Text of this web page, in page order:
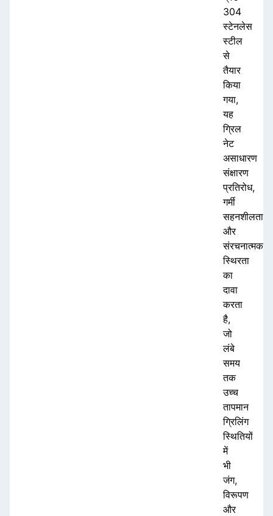
304
स्टेनलेस
स्टील
से
तैयार
किया
गया,
यह
ग्रिल
नेट
असाधारण
संक्षारण
प्रतिरोध,
गर्मी
सहनशीलता
और
संरचनात्मक
स्थिरता
का
दावा
करता
है,
जो
लंबे
समय
तक
उच्च
तापमान
ग्रिलिंग
स्थितियों
में
भी
जंग,
विरूपण
और